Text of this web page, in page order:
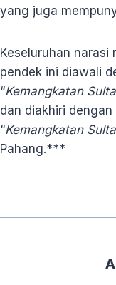
yang juga
Keseluruhan narasi
pendek ini diawali
“Kemangkatan
dan diakhiri
“Kemangkatan
Pahang.***